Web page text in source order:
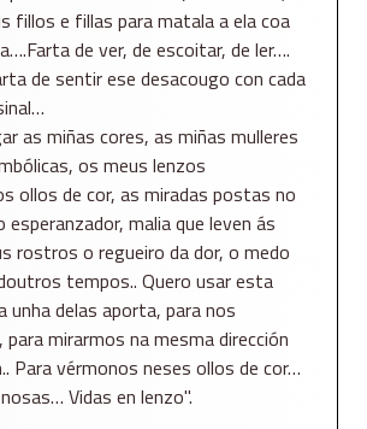
fillos e fillas para matala a ela coa
de ver, de escoitar, de ler….
de sentir ese desacougo con cada
as miñas cores, as miñas mulleres
os meus lenzos
ollos de cor, as miradas postas no
malia que leven ás
rostros o regueiro da dor, o medo
tempos.. Quero usar esta
unha delas aporta, para nos
para mirarmos na mesma dirección
Para vérmonos neses ollos de cor…
Vidas en lenzo".